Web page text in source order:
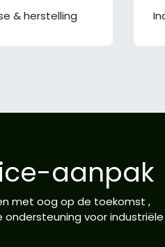
& herstelling
aanpak
met oog op de toekomst ,
voor industriële